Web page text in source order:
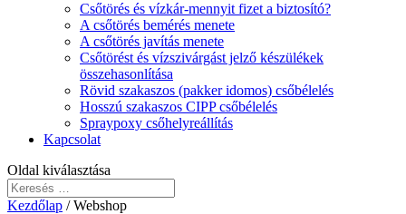
Csőtörés és vízkár-mennyit fizet a biztosító?
A csőtörés bemérés menete
A csőtörés javítás menete
Csőtörést és vízszivárgást jelző készülékek
összehasonlítása
Rövid szakaszos (pakker idomos) csőbélelés
Hosszú szakaszos CIPP csőbélelés
Spraypoxy csőhelyreállítás
Kapcsolat
Oldal kiválasztása
Kezdőlap / Webshop